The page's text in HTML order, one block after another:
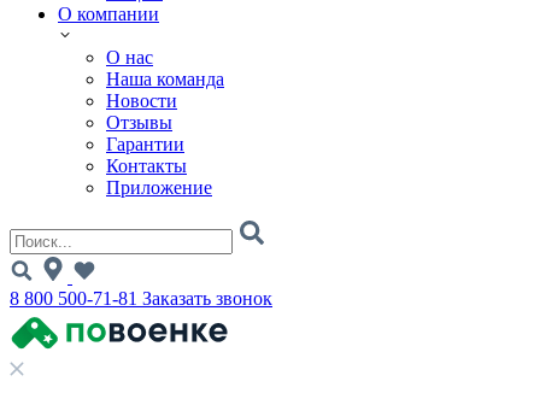
О компании
О нас
Наша команда
Новости
Отзывы
Гарантии
Контакты
Приложение
8 800 500-71-81 Заказать звонок